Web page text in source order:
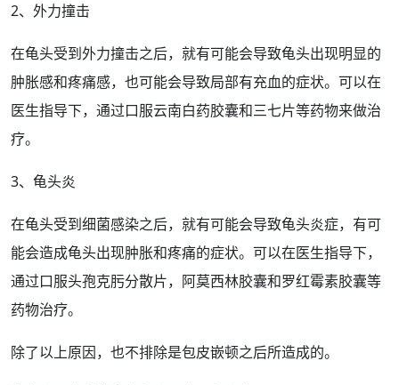
2、外力撞击
在龟头受到外力撞击之后，就有可能会导致龟头出现明显的
肿胀感和疼痛感，也可能会导致局部有充血的症状。可以在
医生指导下，通过口服云南白药胶囊和三七片等药物来做治
疗。
3、龟头炎
在龟头受到细菌感染之后，就有可能会导致龟头炎症，有可
能会造成龟头出现肿胀和疼痛的症状。可以在医生指导下，
通过口服头孢克肟分散片，阿莫西林胶囊和罗红霉素胶囊等
药物治疗。
除了以上原因，也不排除是包皮嵌顿之后所造成的。